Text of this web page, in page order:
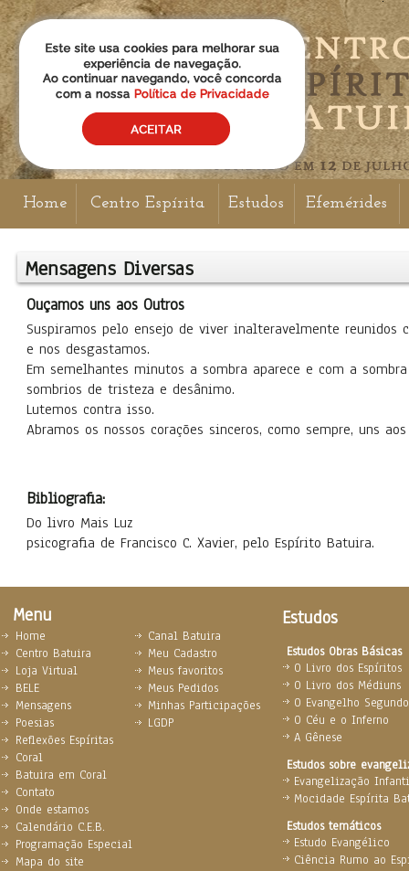
Home Centro Espírita Estudos Efemérides
Mensagens Diversas
Ouçamos uns aos Outros
Suspiramos pelo ensejo de viver inalteravelmente reunidos
e nos desgastamos.
Em semelhantes minutos a sombra aparece e com a
sombrios de tristeza e desânimo.
Lutemos contra isso.
Abramos os nossos corações sinceros, como sempre, uns
Bibliografia:
Do livro Mais Luz
psicografia de Francisco C. Xavier, pelo Espírito Batuira.
Menu Estudos
Estudos Obras Básicas
O Livro dos Espíritos
O Livro dos Médiuns
O Evangelho
O Céu e o Inferno
A Gênese
Estudos sobre
Evangelização
Mocidade Espírita
Estudos temáticos
Estudo Evangélico
Ciência Rumo ao
Home
Centro Batuira
Loja Virtual
BELE
Mensagens
Poesias
Reflexões Espíritas
Coral
Batuira em Coral
Contato
Onde estamos
Calendário C.E.B.
Programação Especial
Mapa do site
Canal Batuira
Meu Cadastro
Meus favoritos
Meus Pedidos
Minhas Participações
LGDP